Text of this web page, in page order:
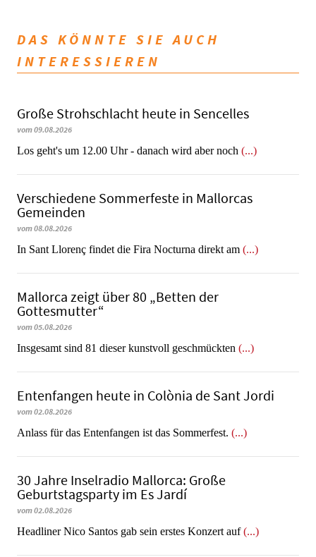
DAS KÖNNTE SIE AUCH
INTERESSIEREN
Große Strohschlacht heute in Sencelles
vom 09.08.2026
Los geht's um 12.00 Uhr - danach wird aber noch (...)
Verschiedene Sommerfeste in Mallorcas
Gemeinden
vom 08.08.2026
In Sant Llorenç findet die Fira Nocturna direkt am (...)
Mallorca zeigt über 80 „Betten der
Gottesmutter“
vom 05.08.2026
Insgesamt sind 81 dieser kunstvoll geschmückten (...)
Entenfangen heute in Colònia de Sant Jordi
vom 02.08.2026
Anlass für das Entenfangen ist das Sommerfest. (...)
30 Jahre Inselradio Mallorca: Große
Geburtstagsparty im Es Jardí
vom 02.08.2026
Headliner Nico Santos gab sein erstes Konzert auf(...)